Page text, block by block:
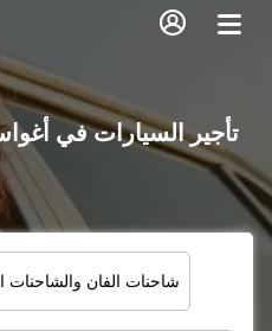
تأجير السيارات في
شاحنات الفان والشاحنات